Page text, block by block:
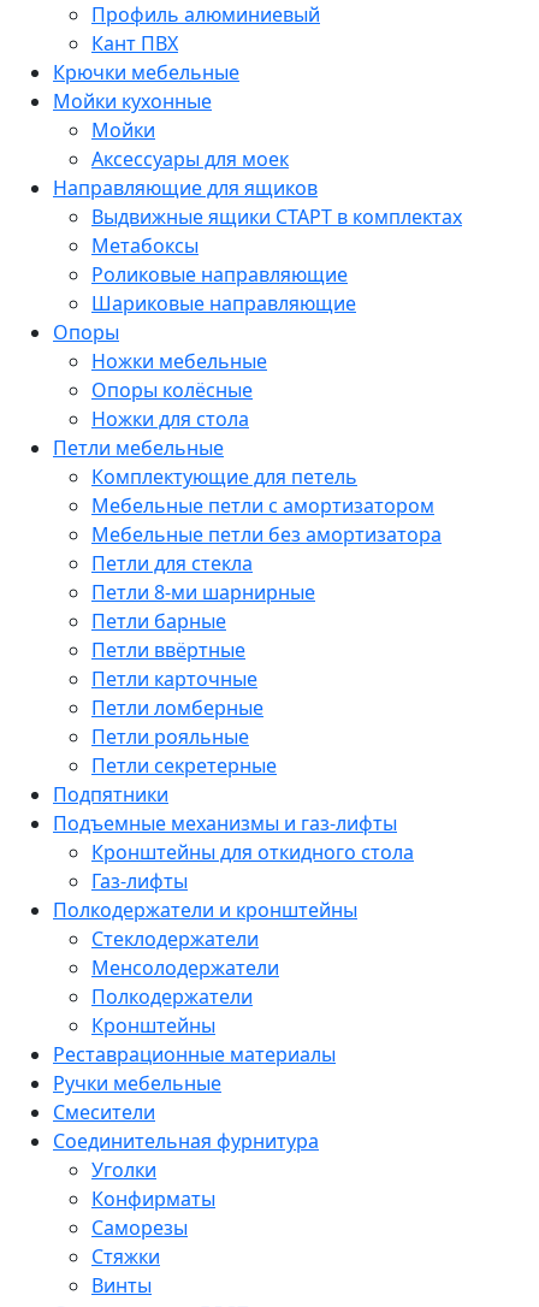
Профиль алюминиевый
Кант ПВХ
Крючки мебельные
Мойки кухонные
Мойки
Аксессуары для моек
Направляющие для ящиков
Выдвижные ящики СТАРТ в комплектах
Метабоксы
Роликовые направляющие
Шариковые направляющие
Опоры
Ножки мебельные
Опоры колёсные
Ножки для стола
Петли мебельные
Комплектующие для петель
Мебельные петли с амортизатором
Мебельные петли без амортизатора
Петли для стекла
Петли 8-ми шарнирные
Петли барные
Петли ввёртные
Петли карточные
Петли ломберные
Петли рояльные
Петли секретерные
Подпятники
Подъемные механизмы и газ-лифты
Кронштейны для откидного стола
Газ-лифты
Полкодержатели и кронштейны
Стеклодержатели
Менсолодержатели
Полкодержатели
Кронштейны
Реставрационные материалы
Ручки мебельные
Смесители
Соединительная фурнитура
Уголки
Конфирматы
Саморезы
Стяжки
Винты